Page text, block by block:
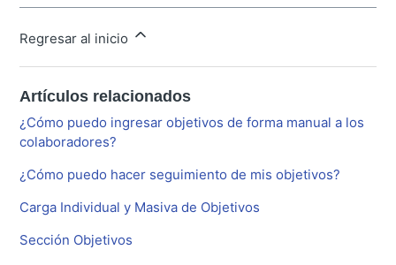
Regresar al inicio
Artículos relacionados
¿Cómo puedo ingresar objetivos de forma manual a los
colaboradores?
¿Cómo puedo hacer seguimiento de mis objetivos?
Carga Individual y Masiva de Objetivos
Sección Objetivos